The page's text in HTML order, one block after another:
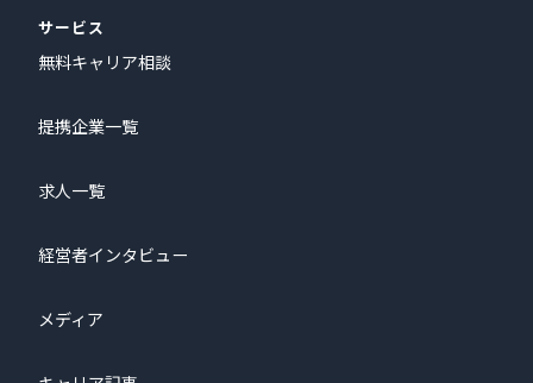
サービス
無料キャリア相談
提携企業一覧
求人一覧
経営者インタビュー
メディア